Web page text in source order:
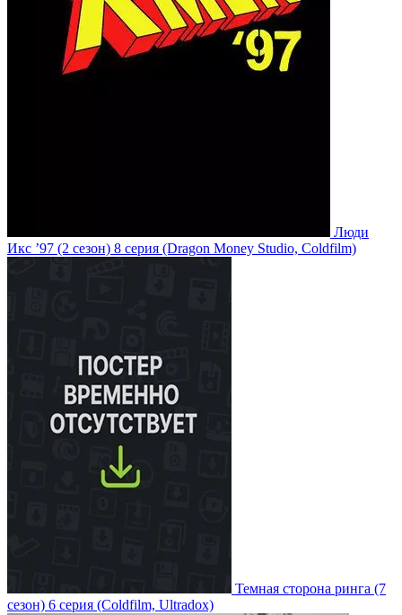
Люди
Икс ’97 (2 сезон) 8 серия (Dragon Money Studio, Coldfilm)
Темная сторона ринга (7
сезон) 6 серия (Coldfilm, Ultradox)